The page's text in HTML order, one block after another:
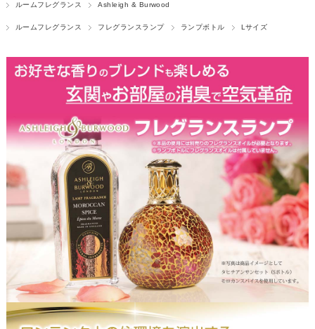
ルームフレグランス
Ashleigh & Burwood
ルームフレグランス フレグランスランプ ランプボトル Lサイズ